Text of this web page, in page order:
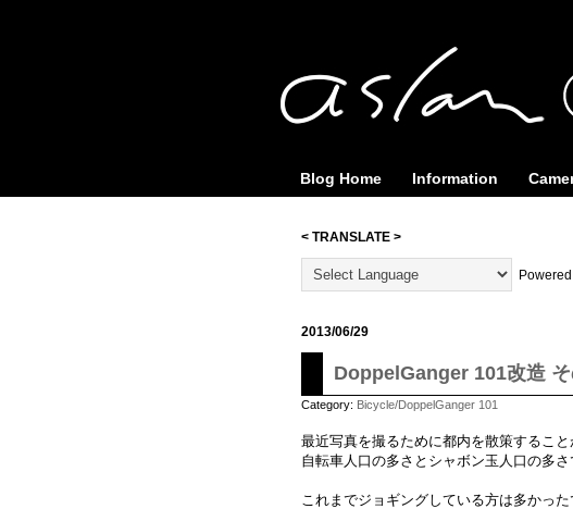
Blog Home Information
< TRANSLATE >
2013/06/29
DoppelGanger 101改造
Category: Bicycle/DoppelGanger 101
最近写真を撮るために都内を散策するこ
自転車人口の多さとシャボン玉人口の多さ
これまでジョギングしている方は多かっ